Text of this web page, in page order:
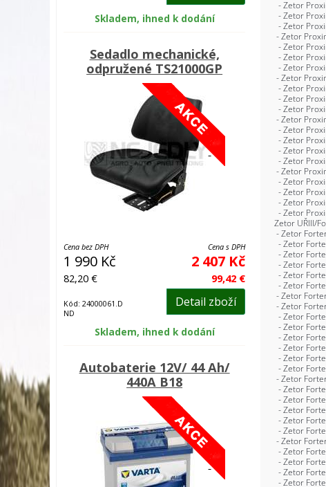
Skladem, ihned k dodání
Sedadlo mechanické,
odpružené TS21000GP
Cena bez DPH
1 990 Kč
82,20 €
Cena s DPH
2 407 Kč
99,42 €
Kód: 24000061.D
ND
Detail zboží
Skladem, ihned k dodání
Autobaterie 12V/ 44 Ah/
440A B18